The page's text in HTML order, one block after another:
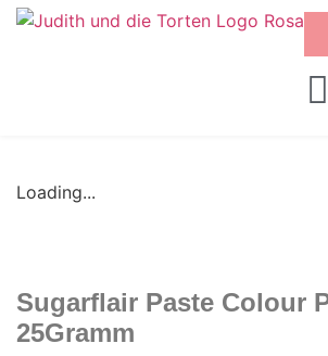
Loading...
Sugarflair Paste Colour
25Gramm